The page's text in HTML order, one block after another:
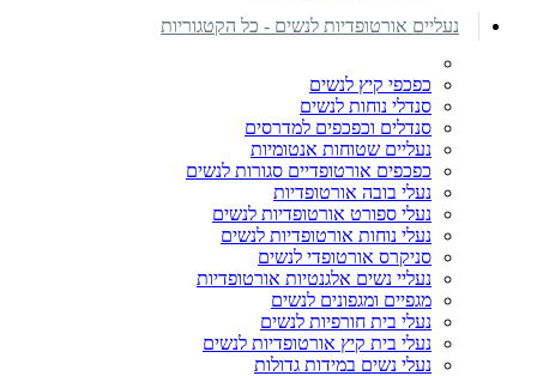
נעליים אורטופדיות לנשים - כל הקטגוריות
כפכפי קיץ לנשים
סנדלי נוחות לנשים
סנדלים וכפכפים למדרסים
נעליים שטוחות אנטומיות
כפכפים אורטופדיים סגורות לנשים
נעלי בובה אורטופדיות
נעלי ספורט אורטופדיות לנשים
נעלי נוחות אורטופדיות לנשים
סניקרס אורטופדי לנשים
נעליי נשים אלגנטיות אורטופדיות
מגפיים ומגפונים לנשים
נעלי בית חורפיות לנשים
נעלי בית קיץ אורטופדיות לנשים
נעלי נשים במידות גדולות